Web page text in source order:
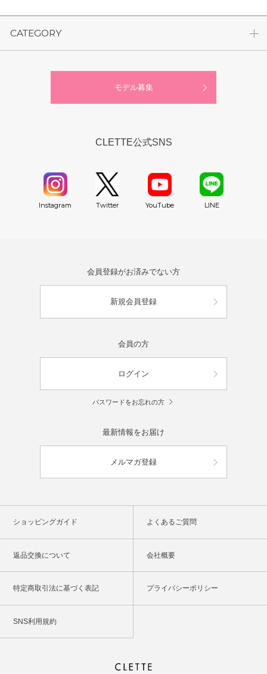
CATEGORY
モデル募集
CLETTE公式SNS
Instagram Twitter YouTube LINE
会員登録がお済みでない方
新規会員登録
会員の方
ログイン
パスワードをお忘れの方
最新情報をお届け
メルマガ登録
ショッピングガイド よくあるご質問
返品交換について 会社概要
特定商取引法に基づく表記 プライバシーポリシー
SNS利用規約